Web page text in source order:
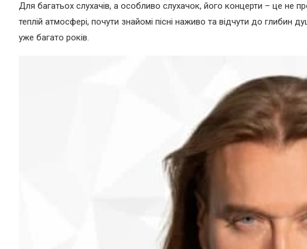
Для багатьох слухачів, а особливо слухачок, його концерти – це не
теплій атмосфері, почути знайомі пісні наживо та відчути до глибин
уже багато років.